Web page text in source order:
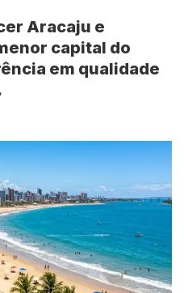
Aracaju e
capital do
em qualidade